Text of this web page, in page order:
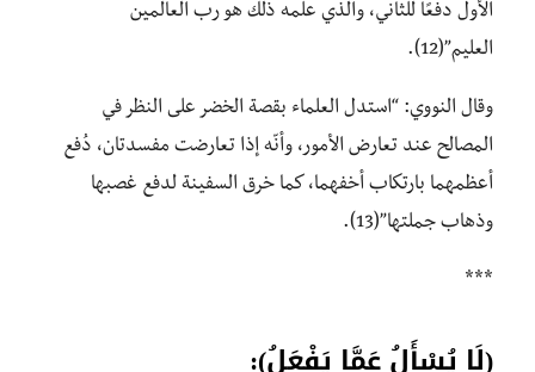
الأول دفعًا للثاني، والذي علَّمه ذلك هو رب العالمين
العليم”(12).
وقال النووي: “استدل العلماء بقصة الخضر على النظر في
المصالح عند تعارض الأمور، وأنّه إذا تعارضت مفسدتان، دُفِع
أعظمهما بارتكاب أخفهما، كما خرق السفينة لدفع غصبها
وذهاب جملتها”(13).
***
(لَا يُسْأَلُ عَمَّا يَفْعَلُ):